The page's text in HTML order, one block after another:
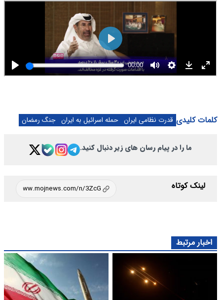
کلمات کلیدی قدرت نظامی ایران حمله اسرائیل به ایران جنگ رمضان
ما را در پیام رسان های زیر دنبال کنید.
لینک کوتاه
اخبار مرتبط